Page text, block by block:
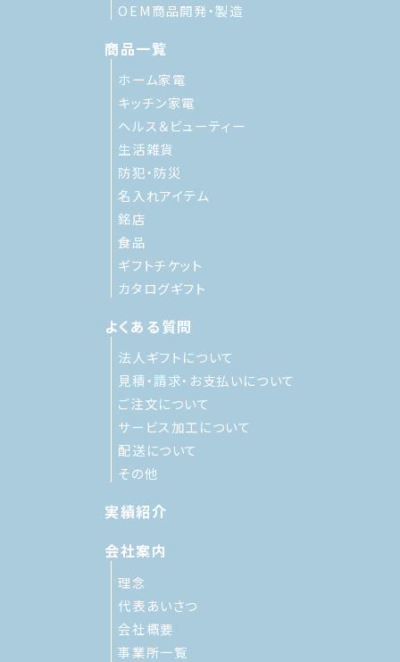
OEM商品開発・製造
商品一覧
ホーム家電
キッチン家電
ヘルス＆ビューティー
生活雑貨
防犯・防災
名入れアイテム
銘店
食品
ギフトチケット
カタログギフト
よくある質問
法人ギフトについて
見積・請求・お支払いについて
ご注文について
サービス加工について
配送について
その他
実績紹介
会社案内
理念
代表あいさつ
会社概要
事業所一覧